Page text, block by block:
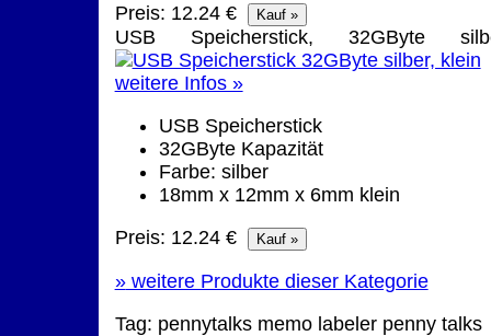
Preis: 12.24 €
USB Speicherstick, 32GByte
weitere Infos »
USB Speicherstick
32GByte Kapazität
Farbe: silber
18mm x 12mm x 6mm klein
Preis: 12.24 €
»weitere Produkte dieser Kategorie
Tag: pennytalksmemo labelerpenny talks